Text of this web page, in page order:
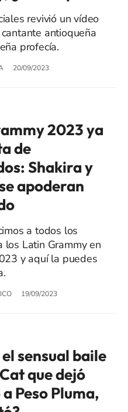
revivió un vídeo
antioqueña
profecía.
20/09/2023
2023 ya
de
Shakira y
apoderan
a todos los
los Latin Grammy en
y aquí la puedes
19/09/2023
sensual baile
que dejó
Peso Pluma,